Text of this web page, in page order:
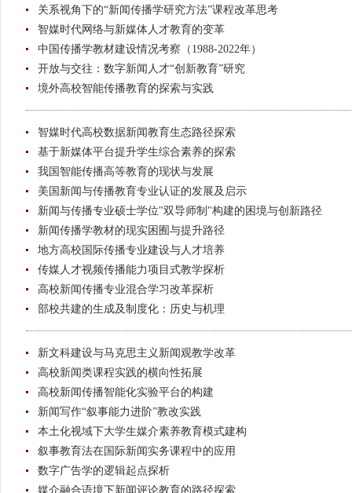
关系视角下的“新闻传播学研究方法”课程改革思考
智媒时代网络与新媒体人才教育的变革
中国传播学教材建设情况考察（1988-2022年）
开放与交往：数字新闻人才“创新教育”研究
境外高校智能传播教育的探索与实践
智媒时代高校数据新闻教育生态路径探索
基于新媒体平台提升学生综合素养的探索
我国智能传播高等教育的现状与发展
美国新闻与传播教育专业认证的发展及启示
新闻与传播专业硕士学位"双导师制"构建的困境与创新路径
新闻传播学教材的现实困囿与提升路径
地方高校国际传播专业建设与人才培养
传媒人才视频传播能力项目式教学探析
高校新闻传播专业混合学习改革探析
部校共建的生成及制度化：历史与机理
新文科建设与马克思主义新闻观教学改革
高校新闻类课程实践的横向性拓展
高校新闻传播智能化实验平台的构建
新闻写作“叙事能力进阶”教改实践
本土化视域下大学生媒介素养教育模式建构
叙事教育法在国际新闻实务课程中的应用
数字广告学的逻辑起点探析
媒介融合语境下新闻评论教育的路径探索